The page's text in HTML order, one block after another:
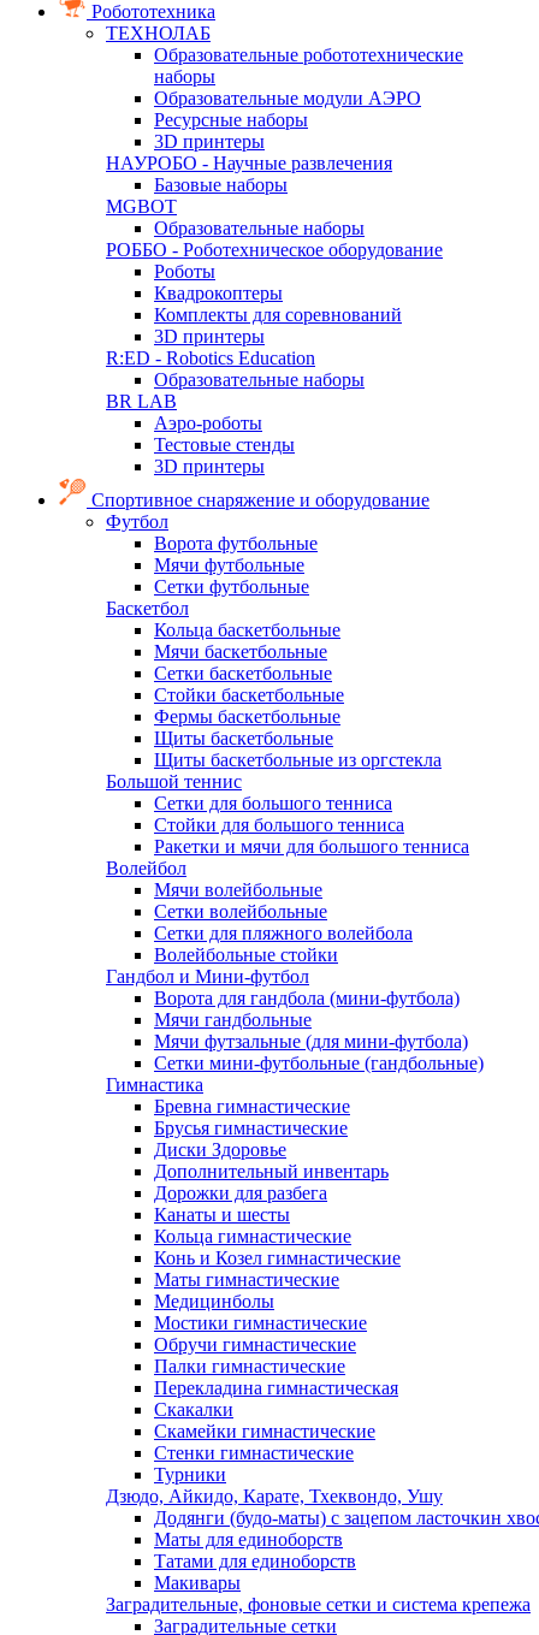
Робототехника
ТЕХНОЛАБ
Образовательные робототехнические
наборы
Образовательные модули АЭРО
Ресурсные наборы
3D принтеры
НАУРОБО - Научные развлечения
Базовые наборы
MGBOT
Образовательные наборы
РОББО - Роботехническое оборудование
Роботы
Квадрокоптеры
Комплекты для соревнований
3D принтеры
R:ED - Robotics Education
Образовательные наборы
BR LAB
Аэро-роботы
Тестовые стенды
3D принтеры
Спортивное снаряжение и оборудование
Футбол
Ворота футбольные
Мячи футбольные
Сетки футбольные
Баскетбол
Кольца баскетбольные
Мячи баскетбольные
Сетки баскетбольные
Стойки баскетбольные
Фермы баскетбольные
Щиты баскетбольные
Щиты баскетбольные из оргстекла
Большой теннис
Сетки для большого тенниса
Стойки для большого тенниса
Ракетки и мячи для большого тенниса
Волейбол
Мячи волейбольные
Сетки волейбольные
Сетки для пляжного волейбола
Волейбольные стойки
Гандбол и Мини-футбол
Ворота для гандбола (мини-футбола)
Мячи гандбольные
Мячи футзальные (для мини-футбола)
Сетки мини-футбольные (гандбольные)
Гимнастика
Бревна гимнастические
Брусья гимнастические
Диски Здоровье
Дополнительный инвентарь
Дорожки для разбега
Канаты и шесты
Кольца гимнастические
Конь и Козел гимнастические
Маты гимнастические
Медицинболы
Мостики гимнастические
Обручи гимнастические
Палки гимнастические
Перекладина гимнастическая
Скакалки
Скамейки гимнастические
Стенки гимнастические
Турники
Дзюдо, Айкидо, Карате, Тхеквондо, Ушу
Додянги (будо-маты) с зацепом ласточкин
Маты для единоборств
Татами для единоборств
Макивары
Заградительные, фоновые сетки и система крепежа
Заградительные сетки